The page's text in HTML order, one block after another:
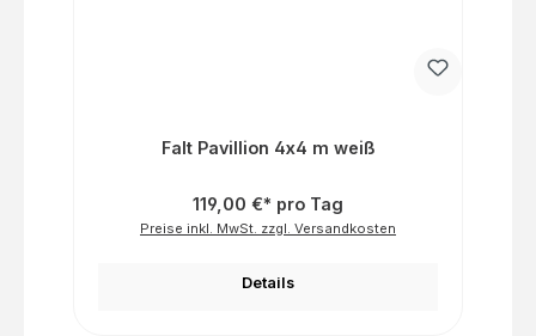
Falt Pavillion 4x4 m weiß
119,00 €* pro Tag
Preise inkl. MwSt. zzgl. Versandkosten
Details